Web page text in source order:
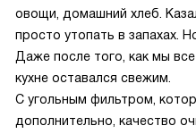
овощи, домашний хлеб.
просто утопать в запахах.
Даже после того, как мы
кухне оставался свежим.
С угольным фильтром,
дополнительно, качество